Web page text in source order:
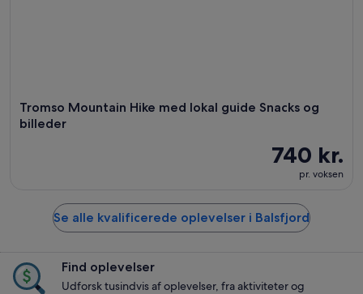
Tromso Mountain Hike med lokal guide Snacks og
billeder
740 kr.
pr. voksen
Se alle kvalificerede oplevelser i Balsfjord
Find oplevelser
Udforsk tusindvis af oplevelser, fra aktiviteter og